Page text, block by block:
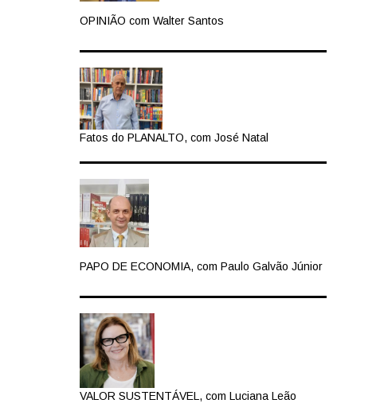
OPINIÃO com Walter Santos
Fatos do PLANALTO, com José Natal
PAPO DE ECONOMIA, com Paulo Galvão Júnior
VALOR SUSTENTÁVEL, com Luciana Leão